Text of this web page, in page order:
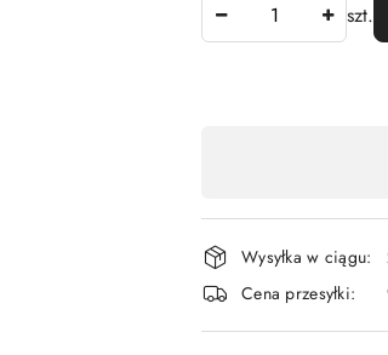
szt.
płatność
i
dostawa
Wysyłka w ciągu:
Cena przesyłki: